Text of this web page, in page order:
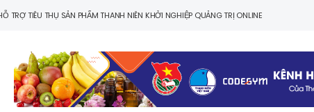
TRỢ TIÊU THỤ SẢN PHẨM THANH NIÊN KHỞI NGHIỆP QUẢNG TRỊ ONLINE